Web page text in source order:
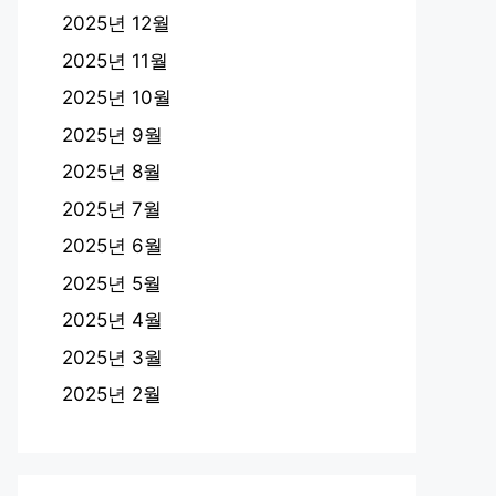
2025년 12월
2025년 11월
2025년 10월
2025년 9월
2025년 8월
2025년 7월
2025년 6월
2025년 5월
2025년 4월
2025년 3월
2025년 2월